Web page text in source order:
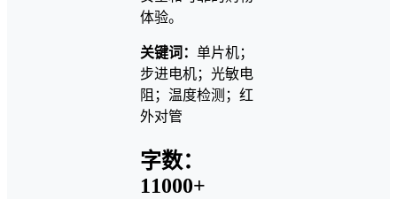
体验。
关键词： 单片机；
步进电机；光敏电
阻；温度检测；红
外对管
字数：
11000+